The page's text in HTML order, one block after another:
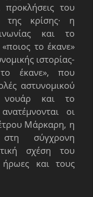
προκλήσεις του
της κρίσης· η
και το
το έκανε»
ιστορίας-
έκανε», που
αστυνομικού
νουάρ και το
οι
Μάρκαρη, η
σύγχρονη
σχέση του
και τους